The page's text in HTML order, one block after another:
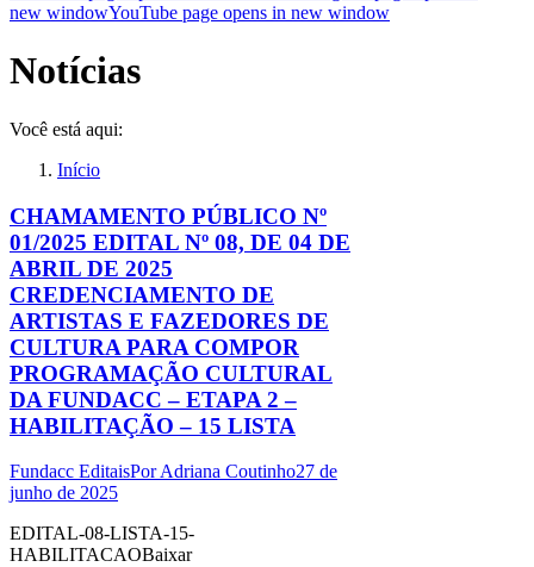
new windowYouTube page opens in new window
Notícias
Você está aqui:
Início
CHAMAMENTO PÚBLICO Nº
01/2025 EDITAL Nº 08, DE 04 DE
ABRIL DE 2025
CREDENCIAMENTO DE
ARTISTAS E FAZEDORES DE
CULTURA PARA COMPOR
PROGRAMAÇÃO CULTURAL
DA FUNDACC – ETAPA 2 –
HABILITAÇÃO – 15 LISTA
Fundacc EditaisPorAdriana Coutinho27 de
junho de 2025
EDITAL-08-LISTA-15-
HABILITACAOBaixar